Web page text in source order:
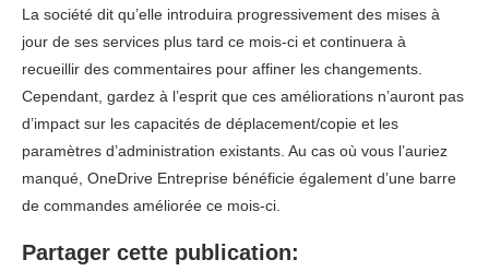
La société dit qu’elle introduira progressivement des mises à
jour de ses services plus tard ce mois-ci et continuera à
recueillir des commentaires pour affiner les changements.
Cependant, gardez à l’esprit que ces améliorations n’auront pas
d’impact sur les capacités de déplacement/copie et les
paramètres d’administration existants. Au cas où vous l’auriez
manqué, OneDrive Entreprise bénéficie également d’une barre
de commandes améliorée ce mois-ci.
Partager cette publication: